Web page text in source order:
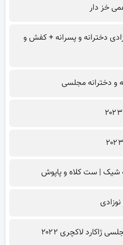
خز دار
دخترانه و پسرانه + کفش و
و دخترانه مجلسی
شیک | ست کلاه و پاپوش
ژاکارد لاکچری ۲۰۲۲